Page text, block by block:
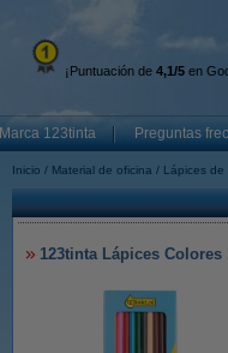
¡Puntuación de 4,1/5 en
Marca 123tinta Preguntas
Inicio Material de oficina Lápices de
123tinta Lápices Colores